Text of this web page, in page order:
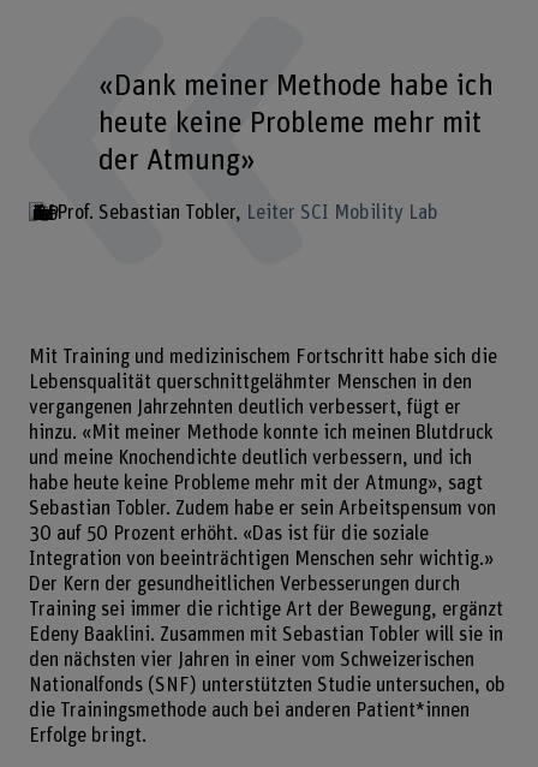
«Dank meiner Methode habe ich
heute keine Probleme mehr mit
der Atmung»
Prof. Sebastian Tobler Leiter SCI Mobility Lab
Mit Training und medizinischem Fortschritt habe sich die
Lebensqualität querschnittgelähmter Menschen in den
vergangenen Jahrzehnten deutlich verbessert, fügt er
hinzu. «Mit meiner Methode konnte ich meinen Blutdruck
und meine Knochendichte deutlich verbessern, und ich
habe heute keine Probleme mehr mit der Atmung», sagt
Sebastian Tobler. Zudem habe er sein Arbeitspensum von
30 auf 50 Prozent erhöht. «Das ist für die soziale
Integration von beeinträchtigen Menschen sehr wichtig.»
Der Kern der gesundheitlichen Verbesserungen durch
Training sei immer die richtige Art der Bewegung, ergänzt
Edeny Baaklini. Zusammen mit Sebastian Tobler will sie in
den nächsten vier Jahren in einer vom Schweizerischen
Nationalfonds (SNF) unterstützten Studie untersuchen, ob
die Trainingsmethode auch bei anderen Patient*innen
Erfolge bringt.